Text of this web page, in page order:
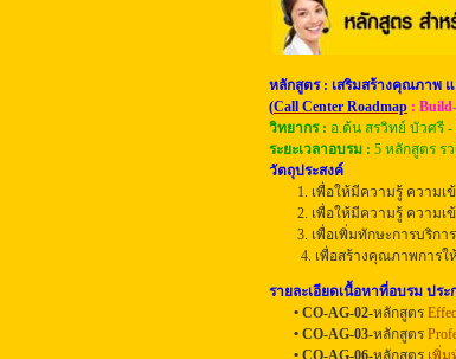
หลักสูตร : เสริมสร้างคุณภาพ
(Call Center Roadmap :
วิทยากร : อ.ต้น สรวิทย์ บัวศรี -
ระยะเวลาอบรม : 5 หลักสูตร ร
วัตถุประสงค์
1. เพื่อให้มีความรู้ ความเ
2. เพื่อให้มีความรู้ ความ
3. เพื่อเพิ่มทักษะการบริก
4. เพื่อสร้างคุณภาพการ
รายละเอียดเนื้อหาที่อบรม ปร
• CO-AG-02-หลักสูตร
• CO-AG-03-หลักสูตร
• CO-AG-06-หลักสูตร เพิ่ม